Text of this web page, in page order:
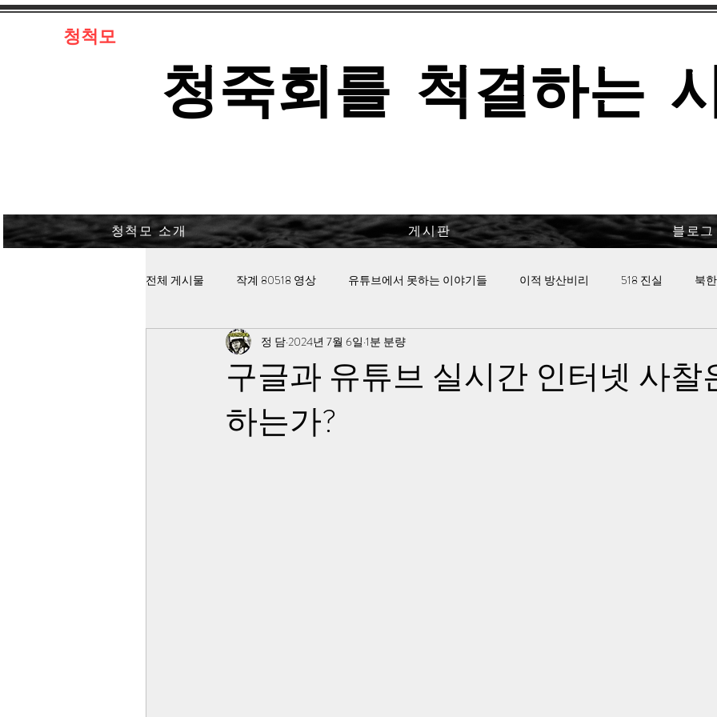
​청척모
청죽회를 척결하는
청척모 소개 게시판 블로그
전체 게시물 작계 80518 영상 유튜브에서 못하는 이야기들 이적 방산비리 518 진실 북
김대중 북한경찰 납치고문 안보 핫이슈
구글과 유튜브 실시간 인터넷 사찰
하는가?
정 담2024년 7월 6일 1분 분량